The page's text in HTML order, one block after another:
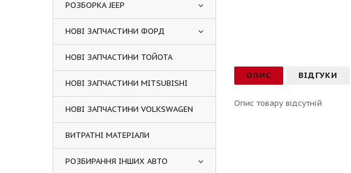
ОПИС ВІДГУКИ
Опис товару відсутній
РОЗБОРКА JEEP
НОВІ ЗАПЧАСТИНИ ФОРД
НОВІ ЗАПЧАСТИНИ ТОЙОТА
НОВІ ЗАПЧАСТИНИ MITSUBISHI
НОВІ ЗАПЧАСТИНИ VOLKSWAGEN
ВИТРАТНІ МАТЕРІАЛИ
РОЗБИРАННЯ ІНШИХ АВТО